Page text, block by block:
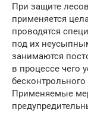
При защите
применяется
проводятся
под их
занимаются
в процессе чего
Применяемые